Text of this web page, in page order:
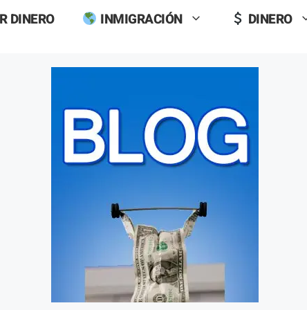
DINERO INMIGRACIÓN DINERO